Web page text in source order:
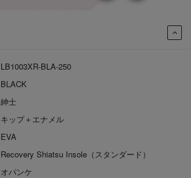
LB1003XR-BLA-250
BLACK
紳士
キップ＋エナメル
EVA
Recovery Shiatsu Insole（スタンダード）
オパンケ